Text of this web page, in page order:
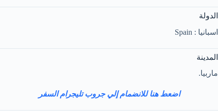
الدولة
اسبانيا : Spain
المدينة
ماربيا.
اضعط هنا للانضمام إلي جروب تليجرام السفر